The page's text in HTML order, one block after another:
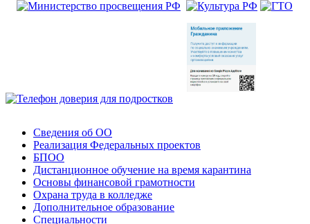
Сведения об ОО
Реализация Федеральных проектов
БПОО
Дистанционное обучение на время карантина
Основы финансовой грамотности
Охрана труда в колледже
Дополнительное образование
Специальности